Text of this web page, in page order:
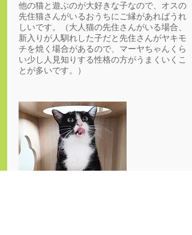
他の猫と遊ぶのが大好きな子なので、オスの
先住猫さんがいるおうちにご縁があればうれ
しいです。（大人猫の先住さんがいる場合、
新入りが人馴れした子だと先住さんがヤキモ
チを焼く場合があるので、マーヤちゃんくら
い少し人見知りする性格の方がうまくいくこ
とが多いです。）